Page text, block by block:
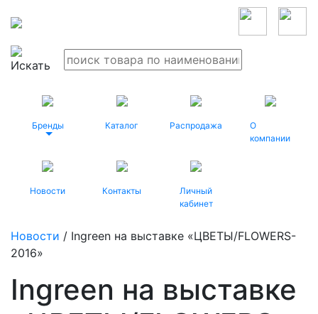
Бренды Каталог Распродажа
О
компании
Новости Контакты
Личный
кабинет
Новости / Ingreen на выставке «ЦВЕТЫ/FLOWERS-
2016»
Ingreen на выставке